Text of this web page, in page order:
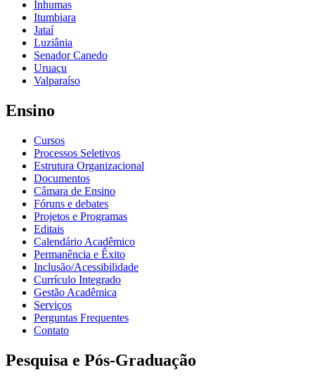
Inhumas
Itumbiara
Jataí
Luziânia
Senador Canedo
Uruaçu
Valparaíso
Ensino
Cursos
Processos Seletivos
Estrutura Organizacional
Documentos
Câmara de Ensino
Fóruns e debates
Projetos e Programas
Editais
Calendário Acadêmico
Permanência e Êxito
Inclusão/Acessibilidade
Currículo Integrado
Gestão Acadêmica
Serviços
Perguntas Frequentes
Contato
Pesquisa e Pós-Graduação